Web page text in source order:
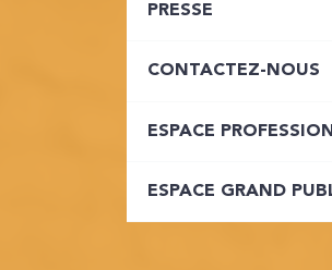
PRESSE
CONTACTEZ-NOUS
ESPACE
ESPACE GRAND